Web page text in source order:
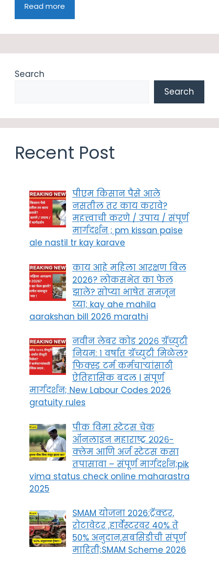
Read more
Search
Search
Recent Post
पीएम किसान पैसे आले
नसतील तर काय करावे?
महत्त्वाची करणे / उपाय / संपूर्ण
मार्गदर्शन ; pm kissan paise
ale nastil tr kay karave
काय आहे महिला आरक्षण बिल
2026? लोकसभेत का फेल
झाले? सोप्या भाषेत समजून
घ्या; kay ahe mahila
aarakshan bill 2026 marathi
नवीन लेबर कोड २०२६ ग्रॅच्युटी
नियम: १ वर्षात ग्रॅच्युटी मिळेल?
फिक्स्ड टर्म कर्मचाऱ्यांसाठी
ऐतिहासिक बदल | संपूर्ण
मार्गदर्शन; New Labour Codes 2026
gratuity rules
पीक विमा स्टेटस चेक
ऑनलाइन महाराष्ट्र २०२६-
क्लेम आणि अर्ज स्टेटस कसा
तपासावा – संपूर्ण मार्गदर्शन;pik
vima status check online maharastra
2025
SMAM योजना 2026:ट्रॅक्टर,
रोटावेटर ,हार्वेस्टरवर 40% ते
50% अनुदान,सबसिडीची संपूर्ण
माहिती;SMAM Scheme 2026